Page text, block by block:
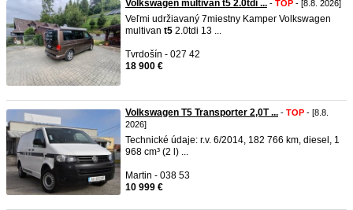
Volkswagen multivan t5 2.0tdi ... - TOP - [8.8. 2026]
Veľmi udržiavaný 7miestny Kamper Volkswagen
multivan t5 2.0tdi 13 ...
Tvrdošín - 027 42
18 900 €
Volkswagen T5 Transporter 2,0T ... - TOP - [8.8.
2026]
Technické údaje: r.v. 6/2014, 182 766 km, diesel, 1
968 cm³ (2 l) ...
Martin - 038 53
10 999 €